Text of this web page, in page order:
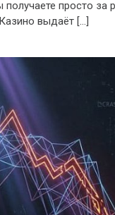
просто за
выдаёт […]